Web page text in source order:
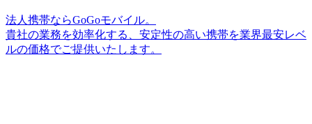
法人携帯ならGoGoモバイル。
貴社の業務を効率化する、安定性の高い携帯を業界最安レベ
ルの価格でご提供いたします。